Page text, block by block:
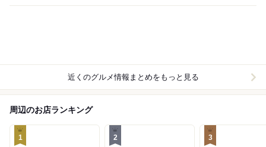
近くのグルメ情報まとめをもっと見る
周辺のお店ランキング
1 2 3